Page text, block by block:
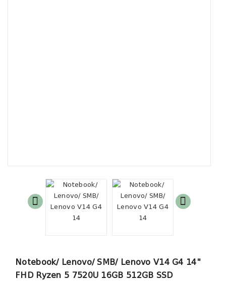
Notebook/ Lenovo/ SMB/ Lenovo V14 G4 14"
FHD Ryzen 5 7520U 16GB 512GB SSD